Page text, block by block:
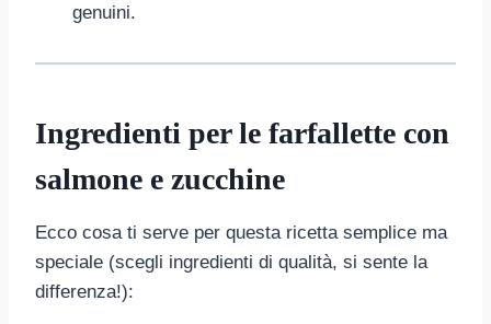
genuini.
Ingredienti per le farfallette con
salmone e zucchine
Ecco cosa ti serve per questa ricetta semplice ma
speciale (scegli ingredienti di qualità, si sente la
differenza!):